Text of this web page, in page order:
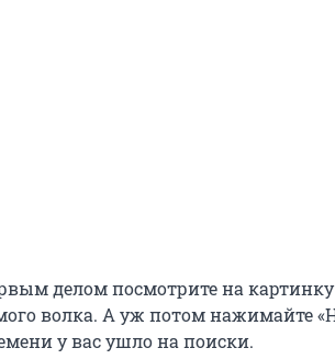
делом посмотрите на
волка. А уж потом нажимайте
у вас ушло на поиски.